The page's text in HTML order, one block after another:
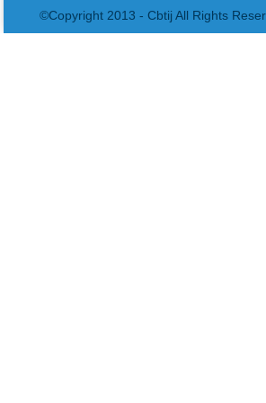
©Copyright 2013 - Cbtij All Rights